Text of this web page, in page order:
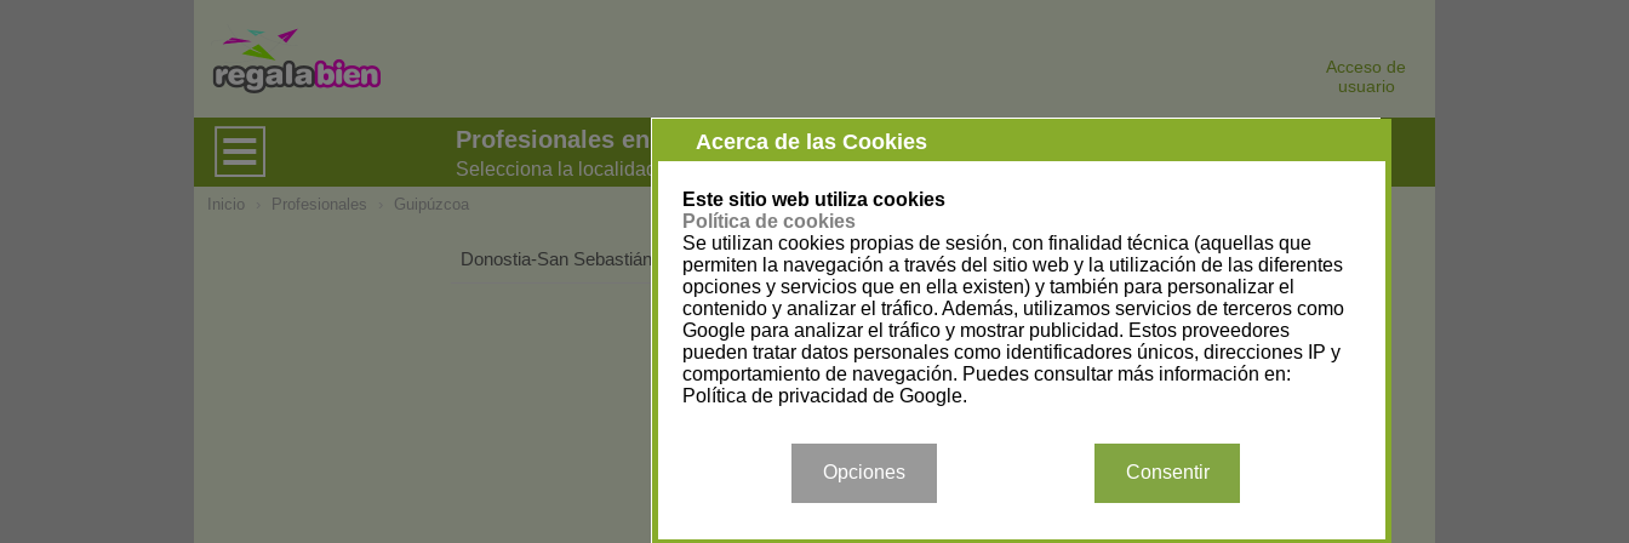
Acceso de
usuario
Profesionales en Guipúzcoa
Selecciona la localidad
Acerca de las Cookies
Este sitio web utiliza cookies
Política de cookies
Se utilizan cookies propias de sesión, con finalidad técnica (aquellas que
permiten la navegación a través del sitio web y la utilización de las diferentes
opciones y servicios que en ella existen) y también para personalizar el
contenido y analizar el tráfico. Además, utilizamos servicios de terceros como
Google para analizar el tráfico y mostrar publicidad. Estos proveedores
pueden tratar datos personales como identificadores únicos, direcciones IP y
comportamiento de navegación. Puedes consultar más información en:
Política de privacidad de Google.
Opciones Consentir
Inicio Profesionales Guipúzcoa
Donostia-San Sebastián